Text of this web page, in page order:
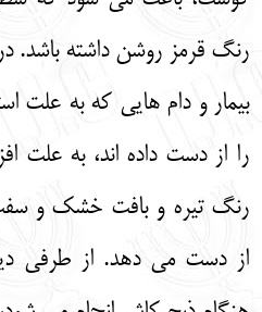
رنگ قرمز روشن داشته باشد.
بیمار و دام‌ هایی که به علت
رنگ تیره و بافت خشک و
از دست می‌ دهد. از طرفی